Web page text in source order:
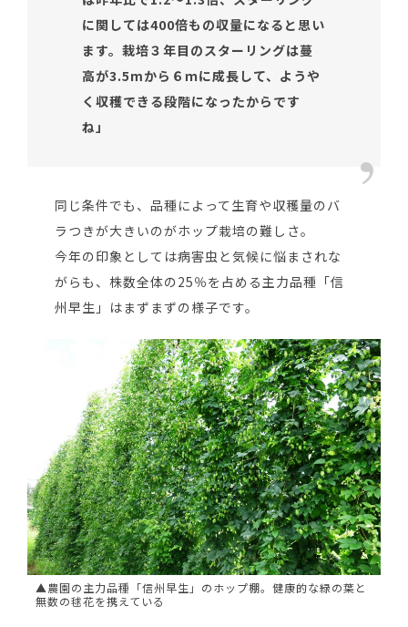
に関しては400倍もの収量になると思い
ます。栽培３年目のスターリングは蔓
高が3.5mから６ｍに成長して、ようや
く収穫できる段階になったからです
ね」
同じ条件でも、品種によって生育や収穫量のバ
ラつきが大きいのがホップ栽培の難しさ。
今年の印象としては病害虫と気候に悩まされな
がらも、株数全体の25％を占める主力品種「信
州早生」はまずまずの様子です。
▲農園の主力品種「信州早生」のホップ棚。健康的な緑の葉と
無数の毬花を携えている